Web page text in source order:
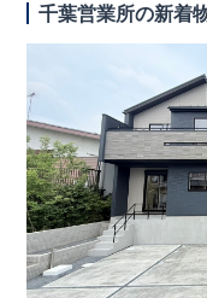
千葉営業所の新着